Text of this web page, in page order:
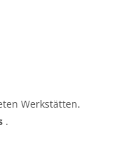
Werkstätten.
.